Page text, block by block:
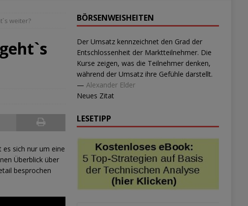
weiter?
sich nur um eine
Überblick über
besprochen
BÖRSENWEISHEITEN
Der Umsatz kennzeichnet den Grad der
Entschlossenheit der Marktteilnehmer. Die
Kurse zeigen, was die Teilnehmer denken,
während der Umsatz ihre Gefühle darstellt.
— Alexander Elder
Neues Zitat
LESETIPP